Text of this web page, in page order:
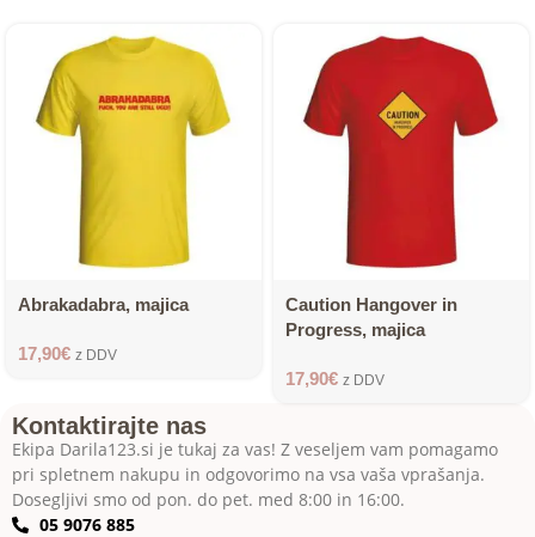
Abrakadabra, majica
17,90€ z DDV
Caution Hangover in
Progress, majica
17,90€ z DDV
Kontaktirajte nas
Ekipa Darila123.si je tukaj za vas! Z veseljem vam pomagamo
pri spletnem nakupu in odgovorimo na vsa vaša vprašanja.
Dosegljivi smo od pon. do pet. med 8:00 in 16:00.
05 9076 885